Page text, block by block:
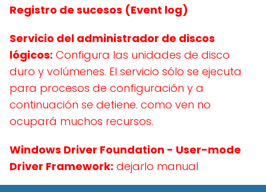
Registro de sucesos (Event log)
Servicio del administrador de discos
lógicos: Configura las unidades de disco
duro y volúmenes. El servicio sólo se ejecuta
para procesos de configuración y a
continuación se detiene. como ven no
ocupará muchos recursos.
Windows Driver Foundation - User-mode
Driver Framework: dejarlo manual